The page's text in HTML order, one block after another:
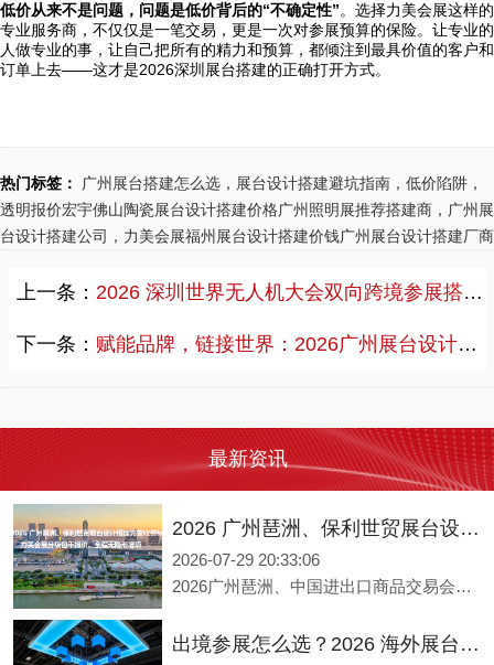
低价从来不是问题，问题是低价背后的“不确定性”。选择力美会展这样的
专业服务商，不仅仅是一笔交易，更是一次对参展预算的保险。让专业的
人做专业的事，让自己把所有的精力和预算，都倾注到最具价值的客户和
订单上去——这才是2026深圳展台搭建的正确打开方式。
热门标签：
广州展台搭建怎么选，展台设计搭建避坑指南，低价陷阱，
透明报价宏宇佛山陶瓷展台设计搭建价格广州照明展推荐搭建商，广州展
台设计搭建公司，力美会展福州展台设计搭建价钱广州展台设计搭建厂商
上一条： 2026 深圳世界无人机大会双向跨境参展搭建服务商选型指南
下一条： 赋能品牌，链接世界：2026广州展台设计搭建实力服务商全景观察
最新资讯
出境展览公司如何选？2026俄罗斯展台设计搭建十大服务商实力盘点
2026 广州展览公司一览！中国国际涂料展（CHINACOAT）展台设计搭建服务商推荐
2026-08-05 19:07:53
中国国际涂料展CHINACOAT 2026参展倒计时！广州展台搭建公司为您推荐靠谱服务商。力美会展广交会核心指定搭建商，服务超万家企业，熟悉涂料展专项施工细则。本文提供完整参展时间规划与服务商筛选标准。
低价港澳展装暗藏套路！2026 跨境展览设计：通关额外花费避雷指南
2026港澳参展，低价展装报价单暗藏多少“隐形坑”？从拆项收费到通关延误，跨境参展的额外花费防不胜防。力美会展20年经验揭秘港澳展装套路，附真实避雷指南。
2026-07-30 21:07:24
力美会展的设计能力怎么样？品牌具备全维度展台设计服务能力，沉淀极简科技、高端定制、环保模块化三大成熟设计风格，支持个性化定制，免费提供设计方案与永久微调，适配各类企业高频参展搭建需求。
2026 广州琶洲、保利世贸展台设计搭建完整收费标准｜力美会展分级包干报价，全程无隐形增项
2026-07-29 20:33:06
2026广州琶洲、中国进出口商品交易会展台搭建收费标准公开！广州本土展台设计搭建公司力美会展，推出基础/升级/定制三大包干套餐，明码标价一口价全包，合同锁定无隐形增项，广交会特装搭建合规落地，适配各类外贸企业、工厂参展需求。
出境参展怎么选？2026 海外展台设计搭建公司综合实力盘点